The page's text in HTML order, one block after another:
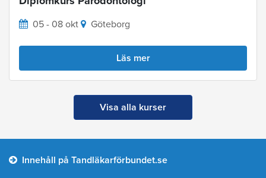
05 - 08 okt Göteborg
Läs mer
Visa alla kurser
Innehåll på Tandläkarförbundet.se